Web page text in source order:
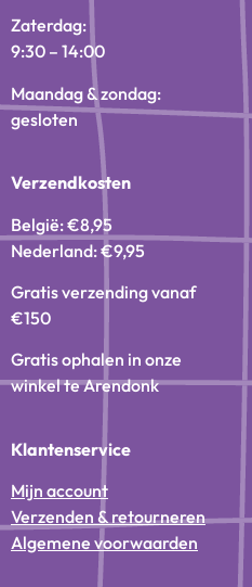
Zaterdag:
9:30 – 14:00
Maandag & zondag:
gesloten
Verzendkosten
België: €8,95
Nederland: €9,95
Gratis verzending vanaf
€150
Gratis ophalen in onze
winkel te Arendonk
Klantenservice
Mijn account
Verzenden & retourneren
Algemene voorwaarden